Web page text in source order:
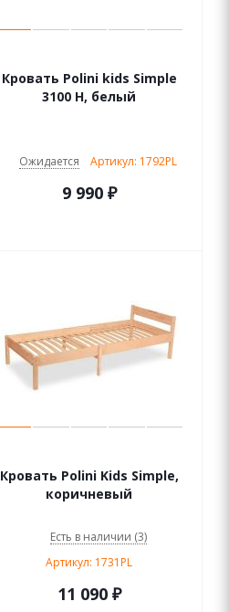
Кровать Polini kids Simple
3100 Н, белый
Ожидается Артикул: 1792PL
9 990₽
Кровать Polini Kids Simple,
коричневый
Есть в наличии (3)
Артикул: 1731PL
11 090₽